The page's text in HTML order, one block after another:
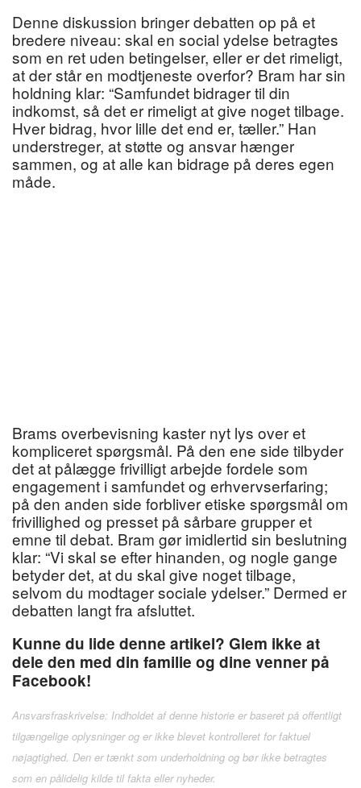
Denne diskussion bringer debatten op på et
bredere niveau: skal en social ydelse betragtes
som en ret uden betingelser, eller er det rimeligt,
at der står en modtjeneste overfor? Bram har sin
holdning klar: “Samfundet bidrager til din
indkomst, så det er rimeligt at give noget tilbage.
Hver bidrag, hvor lille det end er, tæller.” Han
understreger, at støtte og ansvar hænger
sammen, og at alle kan bidrage på deres egen
måde.
Brams overbevisning kaster nyt lys over et
kompliceret spørgsmål. På den ene side tilbyder
det at pålægge frivilligt arbejde fordele som
engagement i samfundet og erhvervserfaring;
på den anden side forbliver etiske spørgsmål om
frivillighed og presset på sårbare grupper et
emne til debat. Bram gør imidlertid sin beslutning
klar: “Vi skal se efter hinanden, og nogle gange
betyder det, at du skal give noget tilbage,
selvom du modtager sociale ydelser.” Dermed er
debatten langt fra afsluttet.
Kunne du lide denne artikel? Glem ikke at
dele den med din familie og dine venner på
Facebook!
Ansvarsfraskrivelse: Indholdet af denne historie er baseret på offentligt
tilgængelige oplysninger og er ikke blevet kontrolleret for faktuel
nøjagtighed. Den er tænkt som underholdning og bør ikke betragtes
som en pålidelig kilde til fakta eller nyheder.